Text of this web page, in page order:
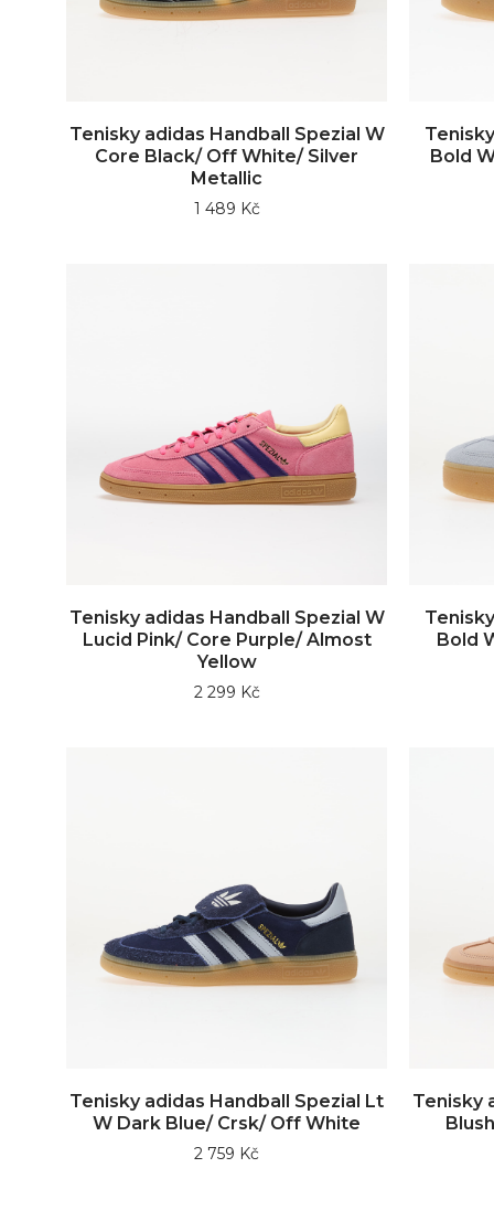
Tenisky adidas Handball Spezial W
Core Black/ Off White/ Silver
Metallic
1 489 Kč
Bold
Tenisky adidas Handball Spezial W
Lucid Pink/ Core Purple/ Almost
Yellow
2 299 Kč
Bold
Tenisky adidas Handball Spezial Lt
W Dark Blue/ Crsk/ Off White
2 759 Kč
Tenisky